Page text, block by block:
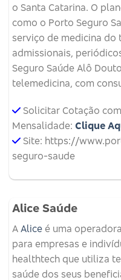
o Santa Catarina. O
como o Porto Seguro
serviço de medicina do
admissionais,
Seguro Saúde Alô
telemedicina, com
Solicitar Cotação
Mensalidade: Clique
Site: https://
seguro-saude
Alice Saúde
A Alice é uma
para empresas e
healthtech que utiliza
saúde dos seus